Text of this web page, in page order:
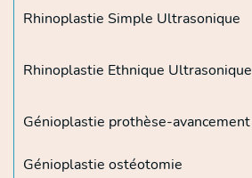
Rhinoplastie Simple Ultrasonique
Rhinoplastie Ethnique Ultrasonique
Génioplastie prothèse-avancement
Génioplastie ostéotomie